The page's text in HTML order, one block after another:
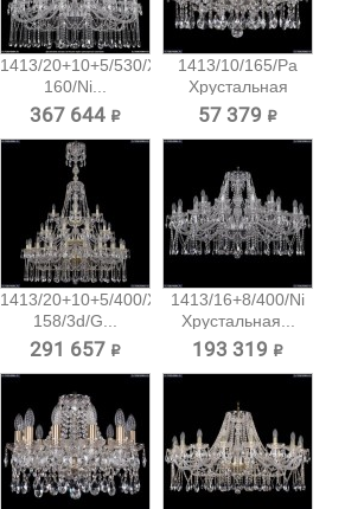
1413/20+10+5/530/XL-
160/Ni...
367 644 ₽
1413/10/165/Pa
Хрустальная
подвесная...
57 379 ₽
1413/20+10+5/400/XL-
158/3d/G...
291 657 ₽
1413/16+8/400/Ni
Хрустальная...
193 319 ₽